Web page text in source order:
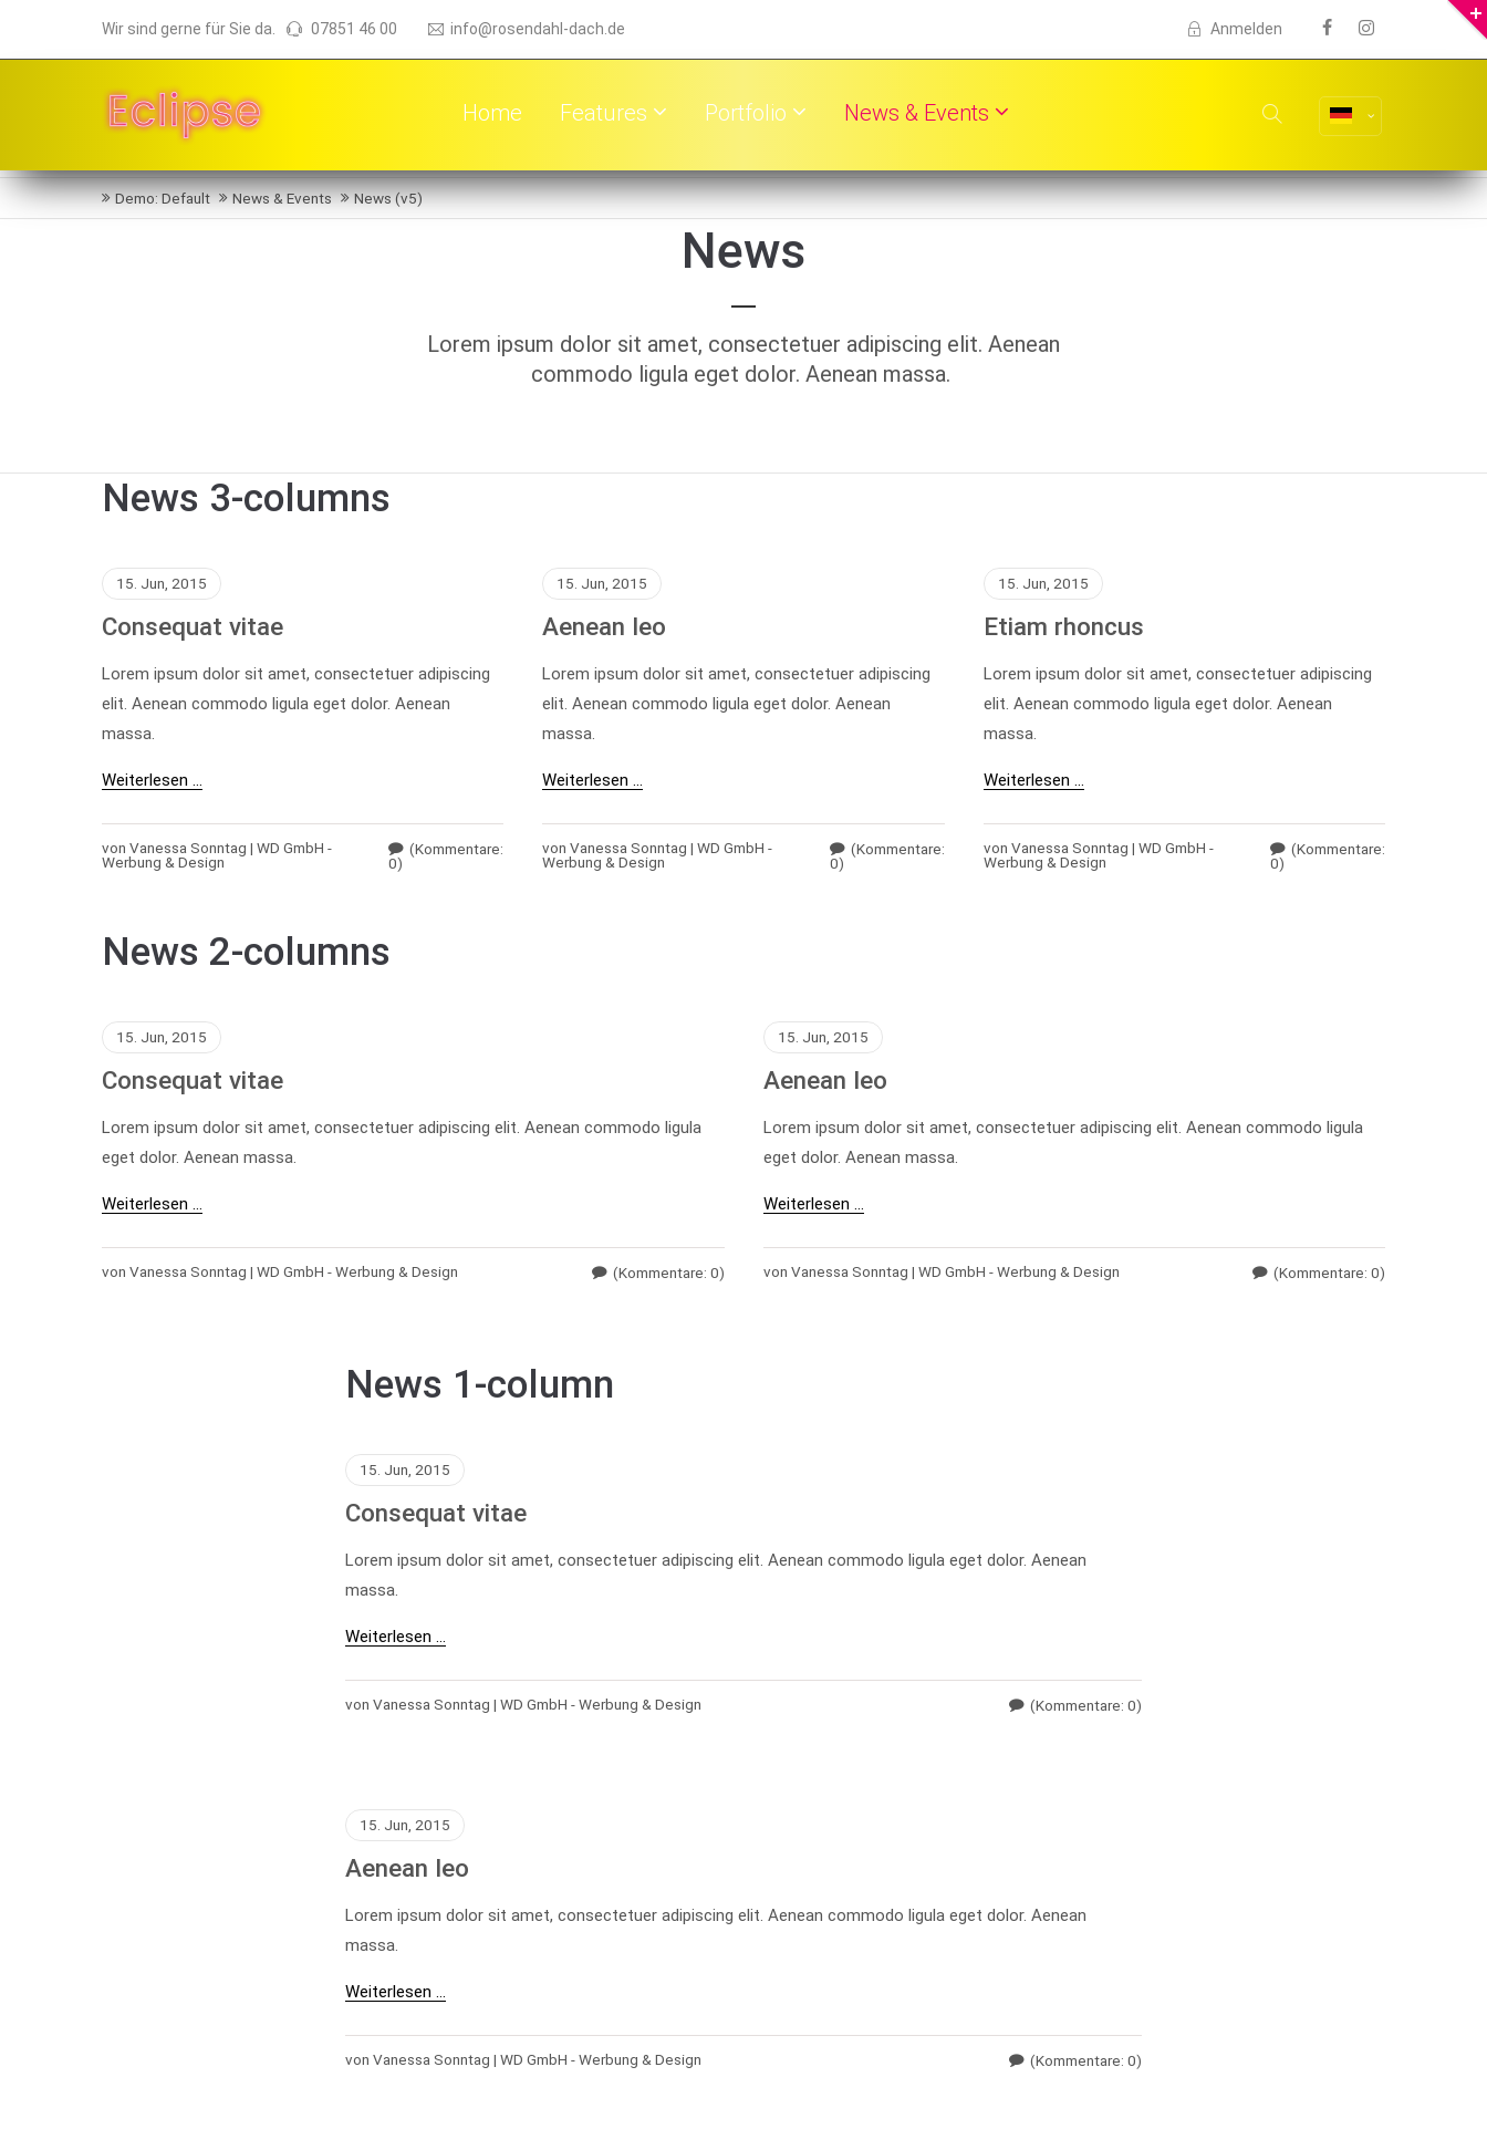
Wir sind gerne für Sie da. 07851 46 00 info@rosendahl-dach.de Anmelden
Home Features Portfolio News & Events
Demo: Default News & Events News (v5)
News
Lorem ipsum dolor sit amet, consectetuer adipiscing elit. Aenean
commodo ligula eget dolor. Aenean massa.
News 3-columns
15. Jun, 2015
Consequat vitae
Lorem ipsum dolor sit amet, consectetuer adipiscing
elit. Aenean commodo ligula eget dolor. Aenean
massa.
Weiterlesen …
von Vanessa Sonntag | WD GmbH -
Werbung & Design
(Kommentare:
0)
15. Jun, 2015
Aenean leo
Lorem ipsum dolor sit amet, consectetuer adipiscing
elit. Aenean commodo ligula eget dolor. Aenean
massa.
Weiterlesen …
von Vanessa Sonntag | WD GmbH -
Werbung & Design
(Kommentare:
0)
15. Jun, 2015
Etiam rhoncus
Lorem ipsum dolor sit amet, consectetuer adipiscing
elit. Aenean commodo ligula eget dolor. Aenean
massa.
Weiterlesen …
von Vanessa Sonntag | WD GmbH -
Werbung & Design
(Kommentare:
0)
News 2-columns
15. Jun, 2015
Consequat vitae
Lorem ipsum dolor sit amet, consectetuer adipiscing elit. Aenean commodo ligula
eget dolor. Aenean massa.
Weiterlesen …
von Vanessa Sonntag | WD GmbH - Werbung & Design (Kommentare: 0)
15. Jun, 2015
Aenean leo
Lorem ipsum dolor sit amet, consectetuer adipiscing elit. Aenean commodo ligula
eget dolor. Aenean massa.
Weiterlesen …
von Vanessa Sonntag | WD GmbH - Werbung & Design (Kommentare: 0)
News 1-column
15. Jun, 2015
Consequat vitae
Lorem ipsum dolor sit amet, consectetuer adipiscing elit. Aenean commodo ligula eget dolor. Aenean
massa.
Weiterlesen …
von Vanessa Sonntag | WD GmbH - Werbung & Design (Kommentare: 0)
15. Jun, 2015
Aenean leo
Lorem ipsum dolor sit amet, consectetuer adipiscing elit. Aenean commodo ligula eget dolor. Aenean
massa.
Weiterlesen …
von Vanessa Sonntag | WD GmbH - Werbung & Design (Kommentare: 0)